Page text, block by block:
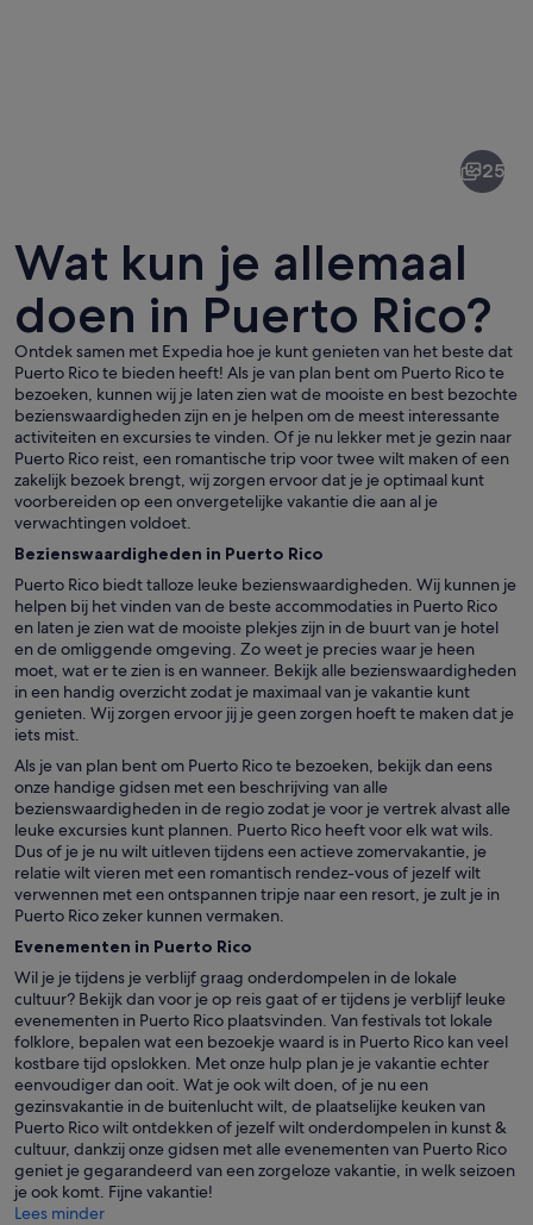
Puerto Rico
25
Wat kun je allemaal
doen in Puerto Rico?
Ontdek samen met Expedia hoe je kunt genieten van het beste dat
Puerto Rico te bieden heeft! Als je van plan bent om Puerto Rico te
bezoeken, kunnen wij je laten zien wat de mooiste en best bezochte
bezienswaardigheden zijn en je helpen om de meest interessante
activiteiten en excursies te vinden. Of je nu lekker met je gezin naar
Puerto Rico reist, een romantische trip voor twee wilt maken of een
zakelijk bezoek brengt, wij zorgen ervoor dat je je optimaal kunt
voorbereiden op een onvergetelijke vakantie die aan al je
verwachtingen voldoet.
Bezienswaardigheden in Puerto Rico
Puerto Rico biedt talloze leuke bezienswaardigheden. Wij kunnen je
helpen bij het vinden van de beste accommodaties in Puerto Rico
en laten je zien wat de mooiste plekjes zijn in de buurt van je hotel
en de omliggende omgeving. Zo weet je precies waar je heen
moet, wat er te zien is en wanneer. Bekijk alle bezienswaardigheden
in een handig overzicht zodat je maximaal van je vakantie kunt
genieten. Wij zorgen ervoor jij je geen zorgen hoeft te maken dat je
iets mist.
Als je van plan bent om Puerto Rico te bezoeken, bekijk dan eens
onze handige gidsen met een beschrijving van alle
bezienswaardigheden in de regio zodat je voor je vertrek alvast alle
leuke excursies kunt plannen. Puerto Rico heeft voor elk wat wils.
Dus of je je nu wilt uitleven tijdens een actieve zomervakantie, je
relatie wilt vieren met een romantisch rendez-vous of jezelf wilt
verwennen met een ontspannen tripje naar een resort, je zult je in
Puerto Rico zeker kunnen vermaken.
Evenementen in Puerto Rico
Wil je je tijdens je verblijf graag onderdompelen in de lokale
cultuur? Bekijk dan voor je op reis gaat of er tijdens je verblijf leuke
evenementen in Puerto Rico plaatsvinden. Van festivals tot lokale
folklore, bepalen wat een bezoekje waard is in Puerto Rico kan veel
kostbare tijd opslokken. Met onze hulp plan je je vakantie echter
eenvoudiger dan ooit. Wat je ook wilt doen, of je nu een
gezinsvakantie in de buitenlucht wilt, de plaatselijke keuken van
Puerto Rico wilt ontdekken of jezelf wilt onderdompelen in kunst &
cultuur, dankzij onze gidsen met alle evenementen van Puerto Rico
geniet je gegarandeerd van een zorgeloze vakantie, in welk seizoen
je ook komt. Fijne vakantie!
Lees minder